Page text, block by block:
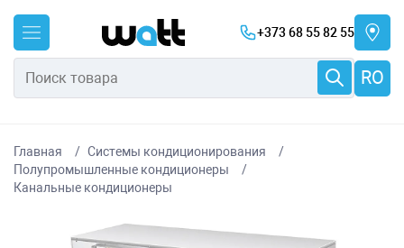
+373 68 55 82 55
RO
Главная
Системы кондиционирования
Полупромышленные кондиционеры
Канальные кондиционеры